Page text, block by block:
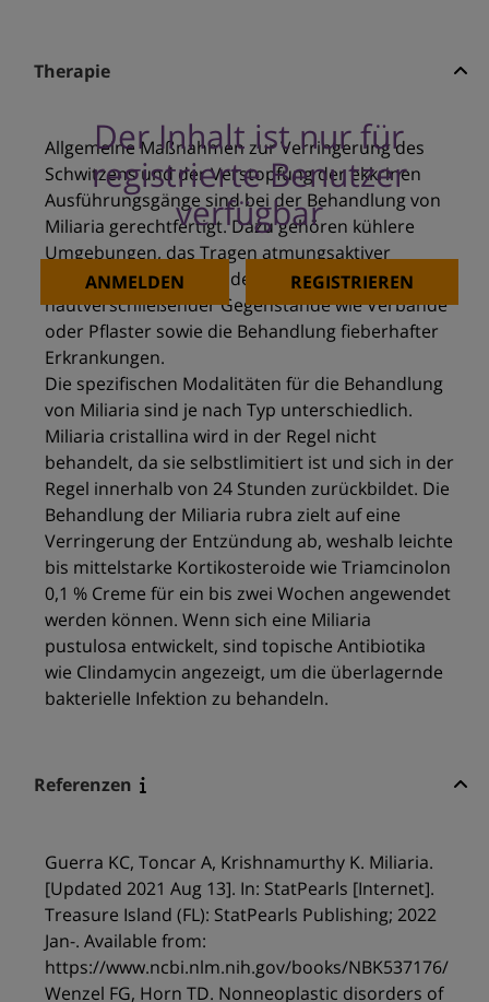
Therapie
Der Inhalt ist nur für
registrierte Benutzer
verfügbar
ANMELDEN REGISTRIEREN
Allgemeine Maßnahmen zur Verringerung des
Schwitzens und der Verstopfung der ekkrinen
Ausführungsgänge sind bei der Behandlung von
Miliaria gerechtfertigt. Dazu gehören kühlere
Umgebungen, das Tragen atmungsaktiver
Kleidung, das Ablösen der Haut, das Entfernen
hautverschließender Gegenstände wie Verbände
oder Pflaster sowie die Behandlung fieberhafter
Erkrankungen.
Die spezifischen Modalitäten für die Behandlung
von Miliaria sind je nach Typ unterschiedlich.
Miliaria cristallina wird in der Regel nicht
behandelt, da sie selbstlimitiert ist und sich in der
Regel innerhalb von 24 Stunden zurückbildet. Die
Behandlung der Miliaria rubra zielt auf eine
Verringerung der Entzündung ab, weshalb leichte
bis mittelstarke Kortikosteroide wie Triamcinolon
0,1 % Creme für ein bis zwei Wochen angewendet
werden können. Wenn sich eine Miliaria
pustulosa entwickelt, sind topische Antibiotika
wie Clindamycin angezeigt, um die überlagernde
bakterielle Infektion zu behandeln.
Referenzen
Guerra KC, Toncar A, Krishnamurthy K. Miliaria.
[Updated 2021 Aug 13]. In: StatPearls [Internet].
Treasure Island (FL): StatPearls Publishing; 2022
Jan-. Available from:
https://www.ncbi.nlm.nih.gov/books/NBK537176/
Wenzel FG, Horn TD. Nonneoplastic disorders of